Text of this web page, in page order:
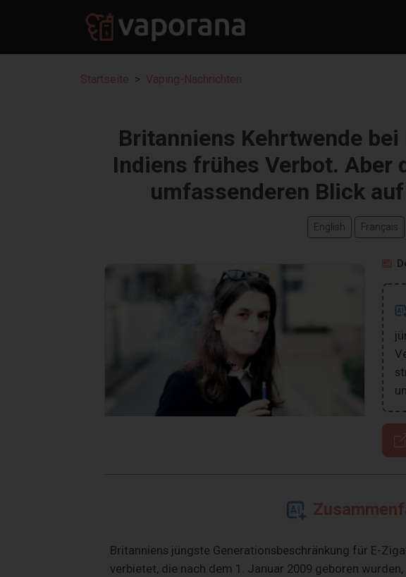
Startseite Vaping-Nachrichten
Britanniens Kehrtwende
Indiens frühes Verbot. Aber
umfassenderen Blick
English Français
Britanniens jüngste Generationsbeschränkung für E-
verbietet, die nach dem 1. Januar 2009 geboren